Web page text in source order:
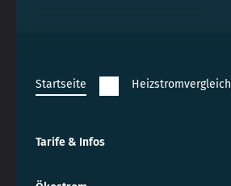
Startseite Heizstromvergleich
Tarife & Infos